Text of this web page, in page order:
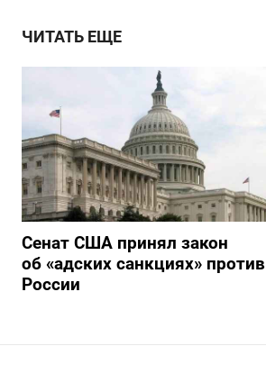
ЧИТАТЬ ЕЩЕ
Сенат США принял закон
об «адских санкциях» против
России